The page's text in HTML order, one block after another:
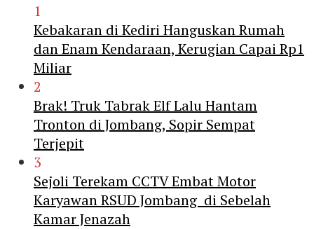
1
Kebakaran di Kediri Hanguskan Rumah
dan Enam Kendaraan, Kerugian Capai Rp1
Miliar
2
Brak! Truk Tabrak Elf Lalu Hantam
Tronton di Jombang, Sopir Sempat
Terjepit
3
Sejoli Terekam CCTV Embat Motor
Karyawan RSUD Jombang di Sebelah
Kamar Jenazah